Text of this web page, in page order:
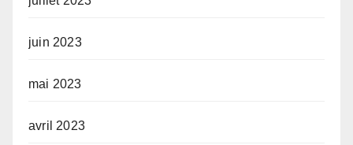
juin 2023
mai 2023
avril 2023